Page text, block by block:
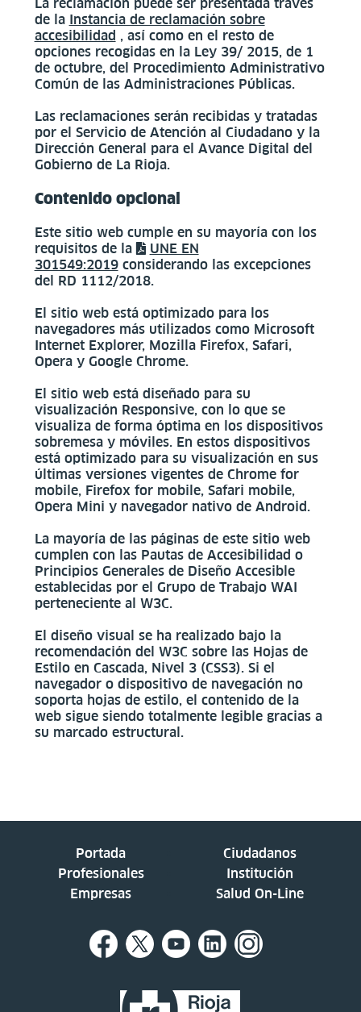
La reclamación puede ser presentada través
de la Instancia de reclamación sobre
accesibilidad , así como en el resto de
opciones recogidas en la Ley 39/ 2015, de 1
de octubre, del Procedimiento Administrativo
Común de las Administraciones Públicas.
Las reclamaciones serán recibidas y tratadas
por el Servicio de Atención al Ciudadano y la
Dirección General para el Avance Digital del
Gobierno de La Rioja.
Contenido opcional
Este sitio web cumple en su mayoría con los
requisitos de la
UNE EN
301549:2019considerando las excepciones
del RD 1112/2018.
El sitio web está optimizado para los
navegadores más utilizados como Microsoft
Internet Explorer, Mozilla Firefox, Safari,
Opera y Google Chrome.
El sitio web está diseñado para su
visualización Responsive, con lo que se
visualiza de forma óptima en los dispositivos
sobremesa y móviles. En estos dispositivos
está optimizado para su visualización en sus
últimas versiones vigentes de Chrome for
mobile, Firefox for mobile, Safari mobile,
Opera Mini y navegador nativo de Android.
La mayoría de las páginas de este sitio web
cumplen con las Pautas de Accesibilidad o
Principios Generales de Diseño Accesible
establecidas por el Grupo de Trabajo WAI
perteneciente al W3C.
El diseño visual se ha realizado bajo la
recomendación del W3C sobre las Hojas de
Estilo en Cascada, Nivel 3 (CSS3). Si el
navegador o dispositivo de navegación no
soporta hojas de estilo, el contenido de la
web sigue siendo totalmente legible gracias a
su marcado estructural.
Portada
Ciudadanos
Profesionales
Institución
Empresas
Salud On-Line